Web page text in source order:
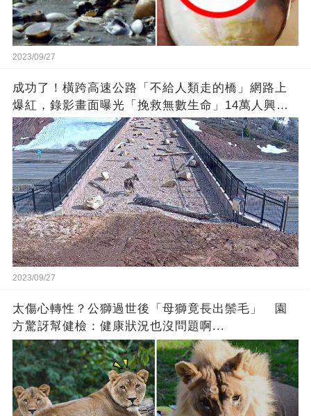
2023/09/27
成功了！橫跨高速公路「不給人類走的橋」網路上
爆紅，錄影畫面曝光「挽救無數生命」14萬人興奮
歡呼
2023/09/27
太傷心轉性？公獅過世後「母獅竟長出鬃毛」 園
方驚訝幫健檢：健康狀況也沒問題啊...